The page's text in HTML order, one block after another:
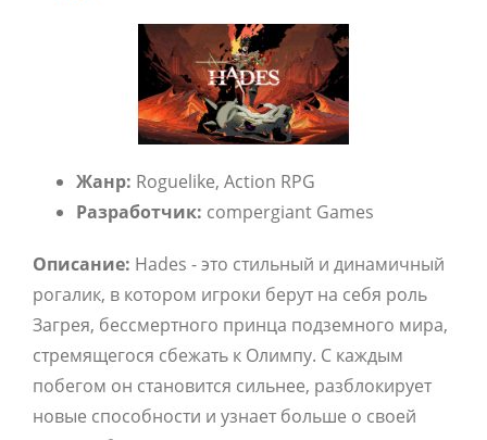
Жанр: Roguelike, Action RPG
Разработчик: compergiant Games
Описание: Hades - это стильный и динамичный
рогалик, в котором игроки берут на себя роль
Загрея, бессмертного принца подземного мира,
стремящегося сбежать к Олимпу. С каждым
побегом он становится сильнее, разблокирует
новые способности и узнает больше о своей